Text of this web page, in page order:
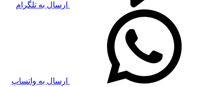
ارسال به تلگرام
ارسال به واتساپ